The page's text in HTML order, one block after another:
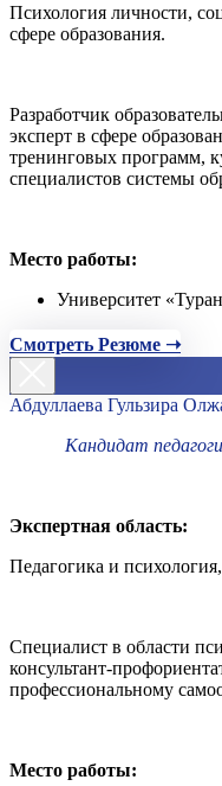
Психология личности,
сфере образования.
Разработчик
эксперт в сфере
тренинговых программ,
специалистов системы
Место работы:
Университет
Смотреть Резюме ➝
Абдуллаева Гульзира
Кандидат
Экспертная область:
Педагогика и
Специалист в области
консультант-
профессиональному
Место работы: